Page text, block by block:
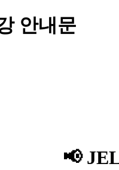
안내문
📢